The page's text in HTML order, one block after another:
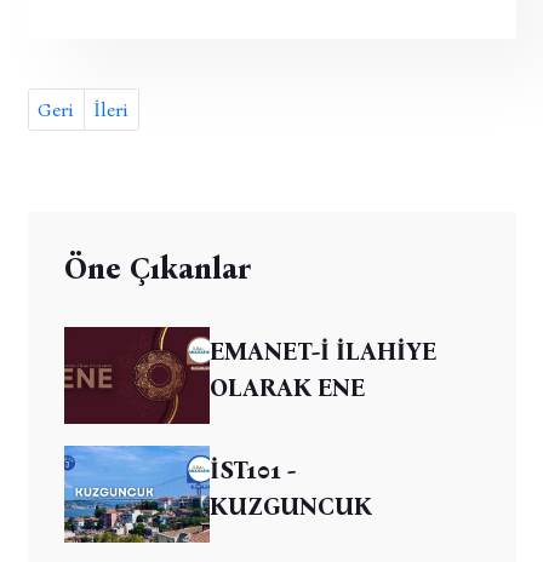
Geri İleri
Öne Çıkanlar
EMANET-İ İLAHİYE
OLARAK ENE
İST101 -
KUZGUNCUK